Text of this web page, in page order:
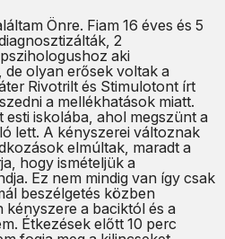
Önre. Fiam 16 éves és 5
2
aki
de olyan erősek voltak a
Rivotrilt és Stimulotont írt
a mellékhatások miatt.
iskolába, ahol megszünt a
lett. A kényszerei változnak
elmúltak, maradt a
hogy ismételjük a
Ez nem mindig van így csak
beszélgetés közben
a baciktól és a
Étkezések előtt 10 perc